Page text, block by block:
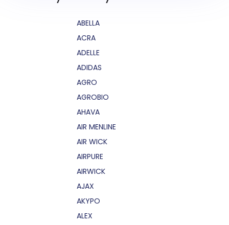
ABELLA
ACRA
ADELLE
ADIDAS
AGRO
AGROBIO
AHAVA
AIR MENLINE
AIR WICK
AIRPURE
AIRWICK
AJAX
AKYPO
ALEX